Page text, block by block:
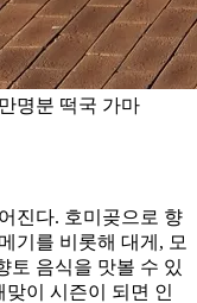
명분 떡국 가마
진다. 호미곶으로 향
기를 비롯해 대게, 모
토 음식을 맛볼 수 있
이 시즌이 되면 인